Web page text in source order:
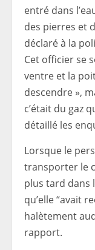
entré dans
des pierres et
déclaré à la
Cet officier se
ventre et la
descendre »,
c’était du gaz
détaillé les
Lorsque le
transporter le
plus tard dans
qu’elle “avait
halètement
rapport.